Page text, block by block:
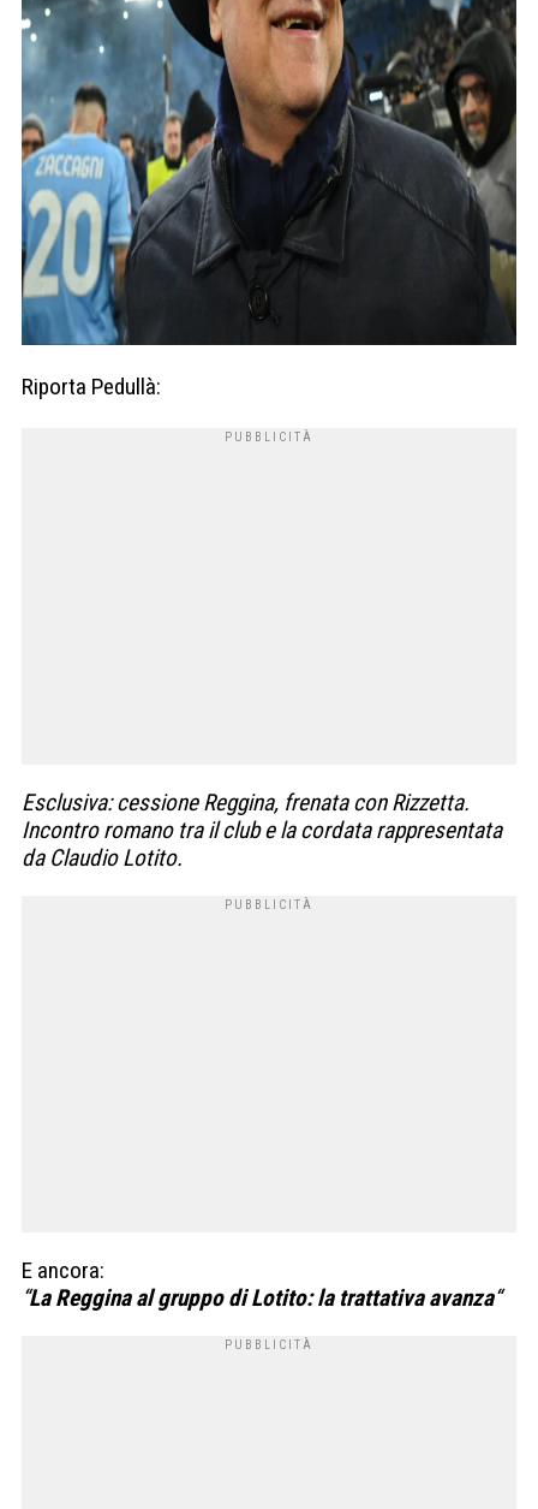
Riporta Pedullà:
Esclusiva: cessioneReggina, frenata conRizzetta.
Incontro romano tra il club e la cordata rappresentata
da ClaudioLotito.
E ancora:
“LaRegginaal gruppo di Lotito: la trattativa avanza“